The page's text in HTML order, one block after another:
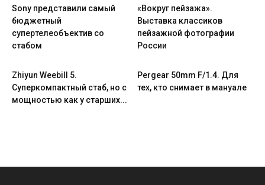
Sony представили самый
бюджетный
супертелеобъектив со
стабом
«Вокруг пейзажа».
Выставка классиков
пейзажной фотографии
России
Zhiyun Weebill 5.
Cуперкомпактный стаб, но с
мощностью как у старших...
Pergear 50mm F/1.4. Для
тех, кто снимает в мануале